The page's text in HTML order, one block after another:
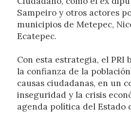
Sampeiro y otros actores
municipios de Metepec,
Ecatepec.
Con esta estrategia, el PRI
la confianza de la
causas ciudadanas, en un
inseguridad y la crisis
agenda política del Estado